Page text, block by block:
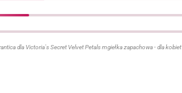
dla Victoria's Secret Velvet Petals mgiełka zapachowa - dla kobiet